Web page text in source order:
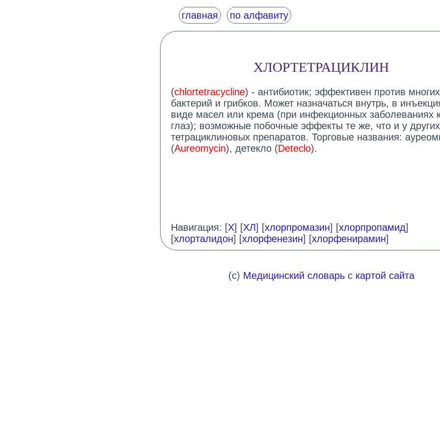
главная по алфавиту
ХЛОРТЕТРАЦИКЛИН
(chlortetracycline) - антибиотик; эффективен против многих
бактерий и грибков. Может назначаться внутрь, в
виде масел или крема (при инфекционных заболеваниях
глаз); возможные побочные эффекты те же, что и у других
тетрациклиновых препаратов. Торговые названия:
(Aureomycin), детекло (Deteclo).
Навигация: [Х] [ХЛ] [хлорпромазин] [хлорпропамид]
[хлорталидон] [хлорфенезин] [хлорфенирамин]
(c) Медицинский словарьс картой сайта